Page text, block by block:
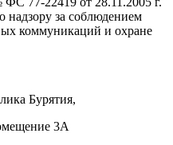
за соблюдением
коммуникаций и охране
Бурятия,
3А